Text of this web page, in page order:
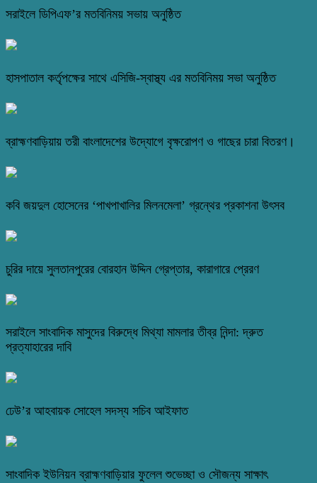
সরাইলে ডিপিএফ’র মতবিনিময় সভায় অনুষ্ঠিত
হাসপাতাল কর্তৃপক্ষের সাথে এসিজি-স্বাস্থ্য এর মতবিনিময় সভা অনুষ্ঠিত
ব্রাহ্মণবাড়িয়ায় তরী বাংলাদেশের উদ্যোগে বৃক্ষরোপণ ও গাছের চারা বিতরণ।
কবি জয়দুল হোসেনের ‘পাখপাখালির মিলনমেলা’ গ্রন্থের প্রকাশনা উৎসব
চুরির দায়ে সুলতানপুরের বোরহান উদ্দিন গ্রেপ্তার, কারাগারে প্রেরণ
সরাইলে সাংবাদিক মাসুদের বিরুদ্ধে মিথ্যা মামলার তীব্র নিন্দা: দ্রুত
প্রত্যাহারের দাবি
ঢেউ’র আহবায়ক সোহেল সদস্য সচিব আইফাত
সাংবাদিক ইউনিয়ন ব্রাহ্মণবাড়িয়ার ফুলেল শুভেচ্ছা ও সৌজন্য সাক্ষাৎ